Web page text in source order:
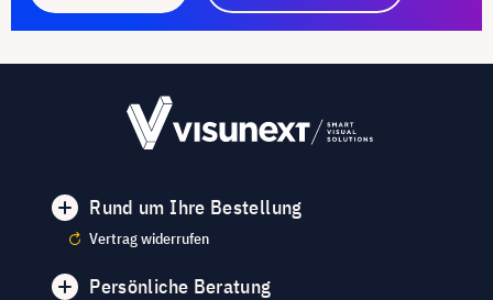
Rund um Ihre Bestellung
Vertrag widerrufen
Persönliche Beratung